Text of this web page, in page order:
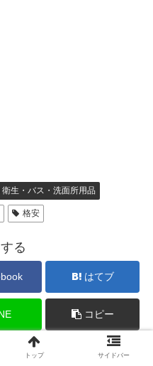
衛生・バス・洗面所用品
格安
る
はてブ
コピー
ォローする
トップ サイドバー